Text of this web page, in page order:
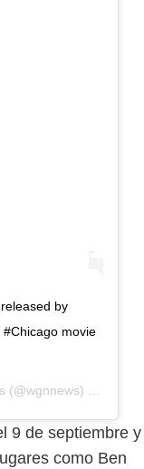
by
movie
(@wgnnews) el
9 de septiembre y
como Ben